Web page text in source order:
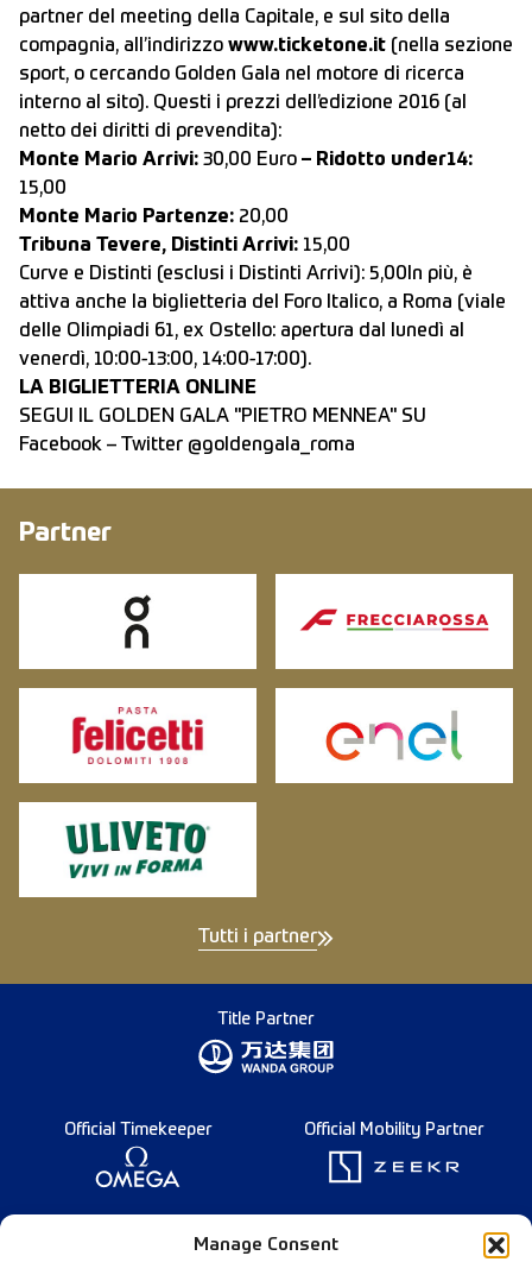
Manage Consent
partner del meeting della Capitale, e sul sito della
compagnia, all’indirizzo www.ticketone.it (nella sezione
sport, o cercando Golden Gala nel motore di ricerca
interno al sito). Questi i prezzi dell’edizione 2016 (al
netto dei diritti di prevendita):
Monte Mario Arrivi: 30,00 Euro – Ridotto under14:
15,00
Monte Mario Partenze: 20,00
Tribuna Tevere, Distinti Arrivi: 15,00
Curve e Distinti (esclusi i Distinti Arrivi): 5,00In più, è
attiva anche la biglietteria del Foro Italico, a Roma (viale
delle Olimpiadi 61, ex Ostello: apertura dal lunedì al
venerdì, 10:00-13:00, 14:00-17:00).
LA BIGLIETTERIA ONLINE
SEGUI IL GOLDEN GALA "PIETRO MENNEA" SU
Facebook – Twitter @goldengala_roma
Partner
Tutti i partner
Title Partner
Official Timekeeper Official Mobility Partner
Founding Partner